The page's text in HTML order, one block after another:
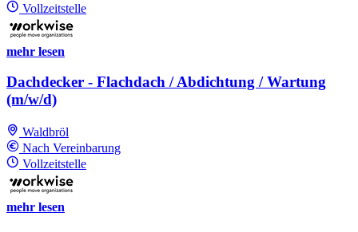
Vollzeitstelle
mehr lesen
Dachdecker - Flachdach / Abdichtung / Wartung
(m/w/d)
Waldbröl
Nach Vereinbarung
Vollzeitstelle
mehr lesen